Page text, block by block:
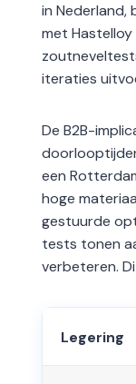
in Nederland,
met
iteraties
De B2B-
een
hoge
gestuurde
tests tonen
verbeteren.
Legering